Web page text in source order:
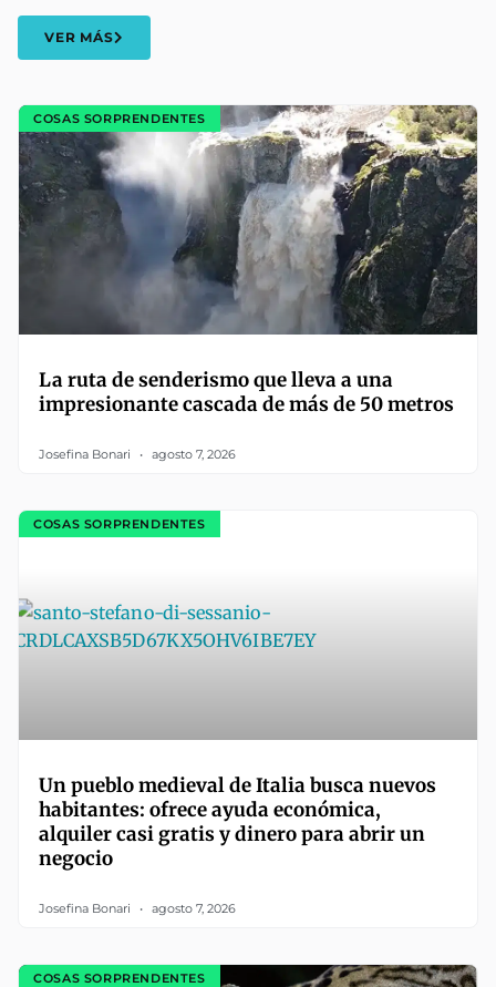
VER MÁS
COSAS SORPRENDENTES
La ruta de senderismo que lleva a una
impresionante cascada de más de 50 metros
Josefina Bonari agosto 7, 2026
COSAS SORPRENDENTES
Un pueblo medieval de Italia busca nuevos
habitantes: ofrece ayuda económica,
alquiler casi gratis y dinero para abrir un
negocio
Josefina Bonari agosto 7, 2026
COSAS SORPRENDENTES